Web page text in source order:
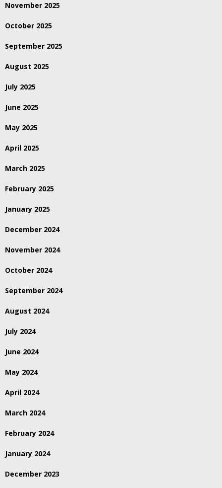
November 2025
October 2025
September 2025
August 2025
July 2025
June 2025
May 2025
April 2025
March 2025
February 2025
January 2025
December 2024
November 2024
October 2024
September 2024
August 2024
July 2024
June 2024
May 2024
April 2024
March 2024
February 2024
January 2024
December 2023